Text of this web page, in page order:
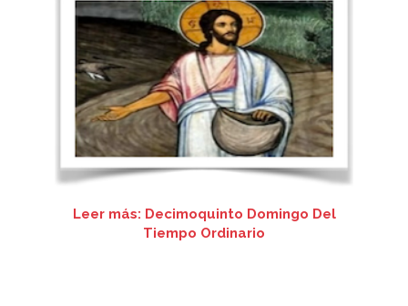
Leer más: Decimoquinto Domingo Del
Tiempo Ordinario